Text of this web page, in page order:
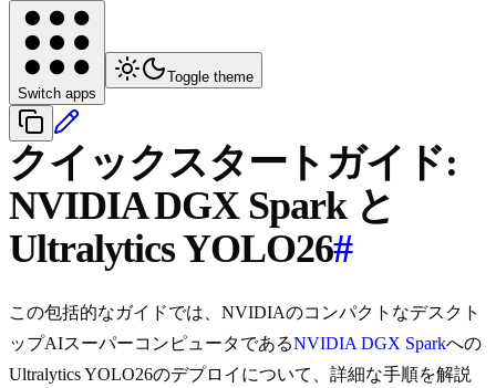
Switch apps
Toggle theme
クイックスタートガイド:
NVIDIA DGX Spark と
Ultralytics YOLO26#
この包括的なガイドでは、NVIDIAのコンパクトなデスクト
ップAIスーパーコンピュータであるNVIDIA DGX Sparkへの
Ultralytics YOLO26のデプロイについて、詳細な手順を解説